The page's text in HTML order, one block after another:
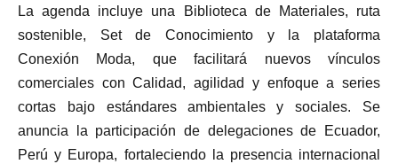
La agenda incluye una Biblioteca de Materiales, ruta
sostenible, Set de Conocimiento y la plataforma
Conexión Moda, que facilitará nuevos vínculos
comerciales con Calidad, agilidad y enfoque a series
cortas bajo estándares ambientales y sociales. Se
anuncia la participación de delegaciones de Ecuador,
Perú y Europa, fortaleciendo la presencia internacional